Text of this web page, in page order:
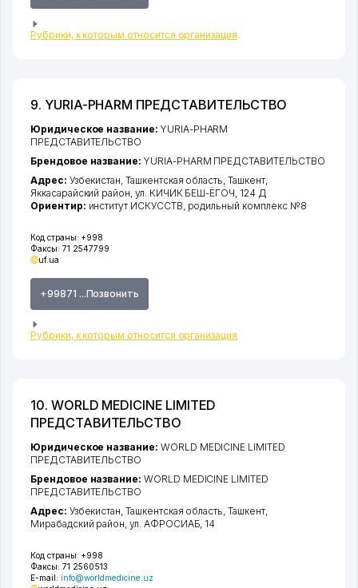
Рубрики, к которым относится организация
9. YURIA-PHARM ПРЕДСТАВИТЕЛЬСТВО
Код страны: +998
Факсы: 71 2547799
uf.ua
+99871 ...Позвонить
Рубрики, к которым относится организация
Юридическое название: YURIA-PHARM
ПРЕДСТАВИТЕЛЬСТВО
Брендовое название: YURIA-PHARM ПРЕДСТАВИТЕЛЬСТВО
Адрес: Узбекистан,Ташкентская область ,Ташкент,
Яккасарайский район ул. КИЧИК БЕШ-ЁГОЧ , 124 Д
Ориентир: институт ИСКУССТВ, родильный комплекс №8
10. WORLD MEDICINE LIMITED
ПРЕДСТАВИТЕЛЬСТВО
Код страны: +998
Факсы: 71 2560513
E-mail: info@worldmedicine.uz
Юридическое название: WORLD MEDICINE LIMITED
ПРЕДСТАВИТЕЛЬСТВО
Брендовое название: WORLD MEDICINE LIMITED
ПРЕДСТАВИТЕЛЬСТВО
Адрес: Узбекистан,Ташкентская область ,Ташкент,
Мирабадский район ,ул. АФРОСИАБ , 14